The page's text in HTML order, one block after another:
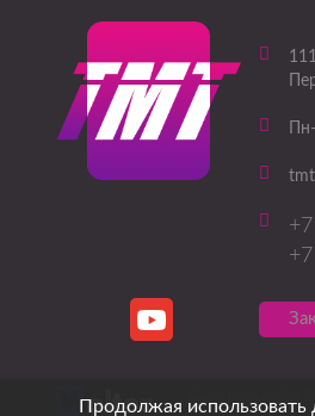
Продолжая использовать